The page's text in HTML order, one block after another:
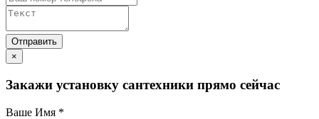
×
Закажи установку сантехники прямо сейчас
Ваше Имя *